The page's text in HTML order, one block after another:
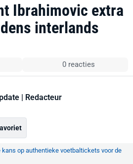
Ibrahimovic extra
interlands
0 reacties
| Redacteur
kans op authentieke voetbaltickets voor de